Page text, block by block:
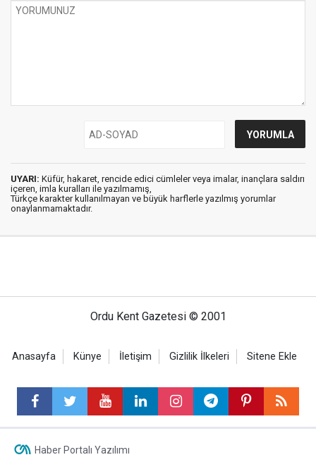
UYARI: Küfür, hakaret, rencide edici cümleler veya imalar, inançlara saldırı
içeren, imla kuralları ile yazılmamış,
Türkçe karakter kullanılmayan ve büyük harflerle yazılmış yorumlar
onaylanmamaktadır.
Ordu Kent Gazetesi © 2001
Anasayfa Künye İletişim Gizlilik İlkeleri Sitene Ekle
Haber Portalı Yazılımı